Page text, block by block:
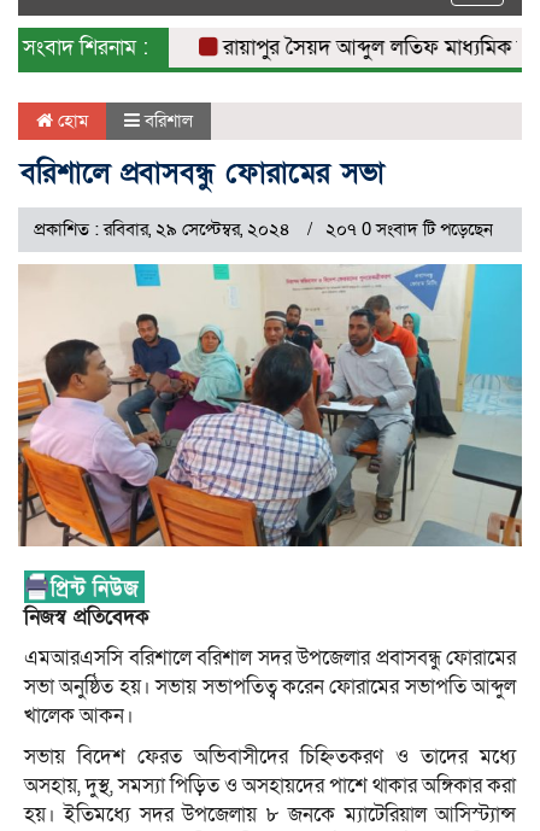
সংবাদ শিরনাম :
রায়াপুর সৈয়দ আব্দুল লতিফ মাধ্যমিক
হোম বরিশাল
বরিশালে প্রবাসবন্ধু ফোরামের সভা
প্রকাশিত : রবিবার, ২৯ সেপ্টেম্বর, ২০২৪ ২০৭ 0 সংবাদ টি পড়েছেন
নিজস্ব প্রতিবেদক
এমআরএসসি বরিশালে বরিশাল সদর উপজেলার প্রবাসবন্ধু ফোরামের
সভা অনুষ্ঠিত হয়। সভায় সভাপতিত্ব করেন ফোরামের সভাপতি আব্দুল
খালেক আকন।
সভায় বিদেশ ফেরত অভিবাসীদের চিহ্নিতকরণ ও তাদের মধ্যে
অসহায়, দুস্থ, সমস্যা পিড়িত ও অসহায়দের পাশে থাকার অঙ্গিকার করা
হয়। ইতিমধ্যে সদর উপজেলায় ৮ জনকে ম্যাটেরিয়াল আসিস্ট্যান্স